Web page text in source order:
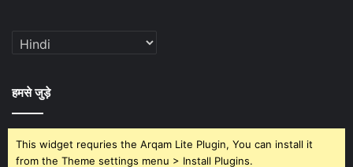
हमसे जुड़े
This widget requries the Arqam Lite Plugin, You can install it
from the Theme settings menu > Install Plugins.